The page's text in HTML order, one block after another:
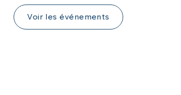
Voir les événements